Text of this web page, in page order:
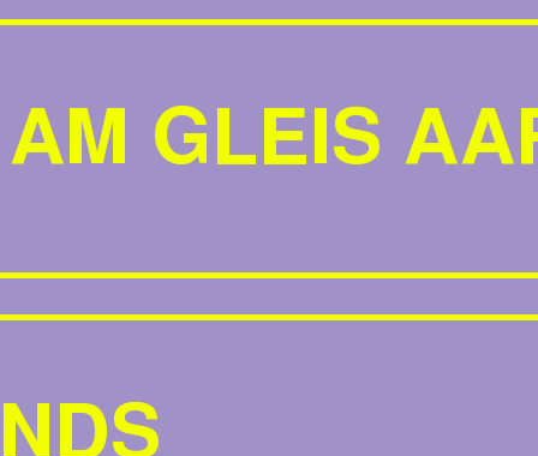
GLEIS